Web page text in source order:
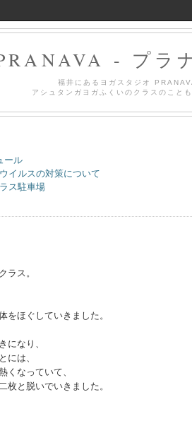
- プラ
福井にあるヨガスタジオ
アシュタンガヨガふくいのクラスのこと
ール
イルスの対策について
ス駐車場
ラス。
をほぐしていきました。
になり、
には、
くなっていて、
枚と脱いでいきました。